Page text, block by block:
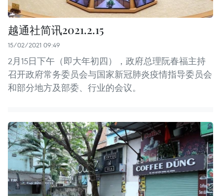
越通社简讯2021.2.15
15/02/2021 09:49
2月15日下午（即大年初四），政府总理阮春福主持
召开政府常务委员会与国家新冠肺炎疫情指导委员会
和部分地方及部委、行业的会议。